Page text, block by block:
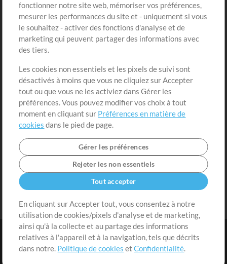
Boutique
Acheter des crédits
Contenu gratuit
Extras
Sessions
Soumettre votre contenu
Listes de lecture
Conférence MT
Compte
Connexion
S'inscrire
Conditions | Confidentialité |
fonctionner notre site web, mémoriser vos préférences,
mesurer les performances du site et - uniquement si vous
le souhaitez - activer des fonctions d'analyse et de
marketing qui peuvent partager des informations avec
des tiers.
Les cookies non essentiels et les pixels de suivi sont
désactivés à moins que vous ne cliquiez sur Accepter
tout ou que vous ne les activiez dans Gérer les
préférences. Vous pouvez modifier vos choix à tout
moment en cliquant sur Préférences en matière de
cookies dans le pied de page.
Gérer les préférences
Rejeter les non essentiels
Tout accepter
En cliquant sur Accepter tout, vous consentez à notre
utilisation de cookies/pixels d'analyse et de marketing,
ainsi qu'à la collecte et au partage des informations
relatives à l'appareil et à la navigation, tels que décrits
dans notre. Politique de cookies etConfidentialité.